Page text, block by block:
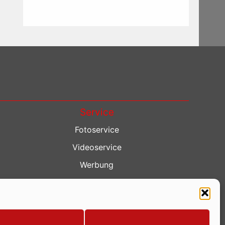
Service
Fotoservice
Videoservice
Werbung